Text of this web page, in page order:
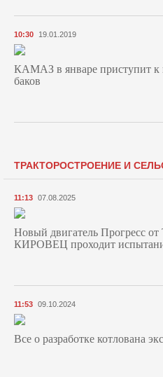
10:30 19.01.2019
КАМАЗ в январе приступит к
баков
ТРАКТОРОСТРОЕНИЕ И
11:13 07.08.2025
Новый двигатель Прогресс от
КИРОВЕЦ проходит
11:53 09.10.2024
Все о разработке котлована